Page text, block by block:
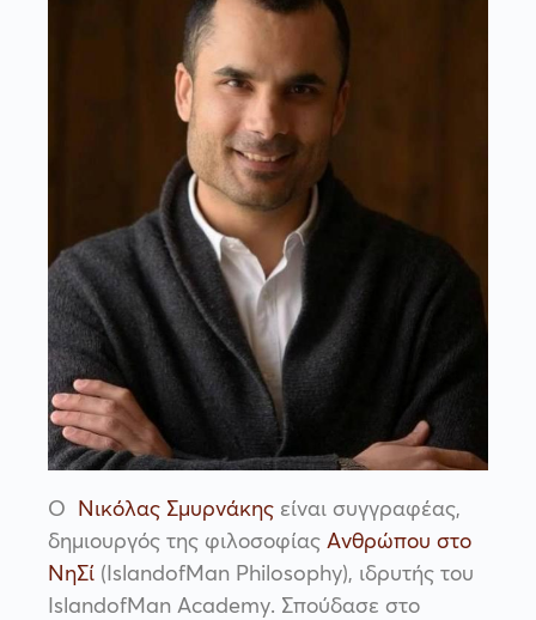
Ο Νικόλας Σμυρνάκης είναι συγγραφέας,
δημιουργός της φιλοσοφίας Ανθρώπου στο
ΝηΣί (IslandofMan Philosophy), ιδρυτής του
IslandofMan Academy. Σπούδασε στο